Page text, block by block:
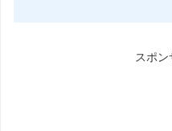
スポン